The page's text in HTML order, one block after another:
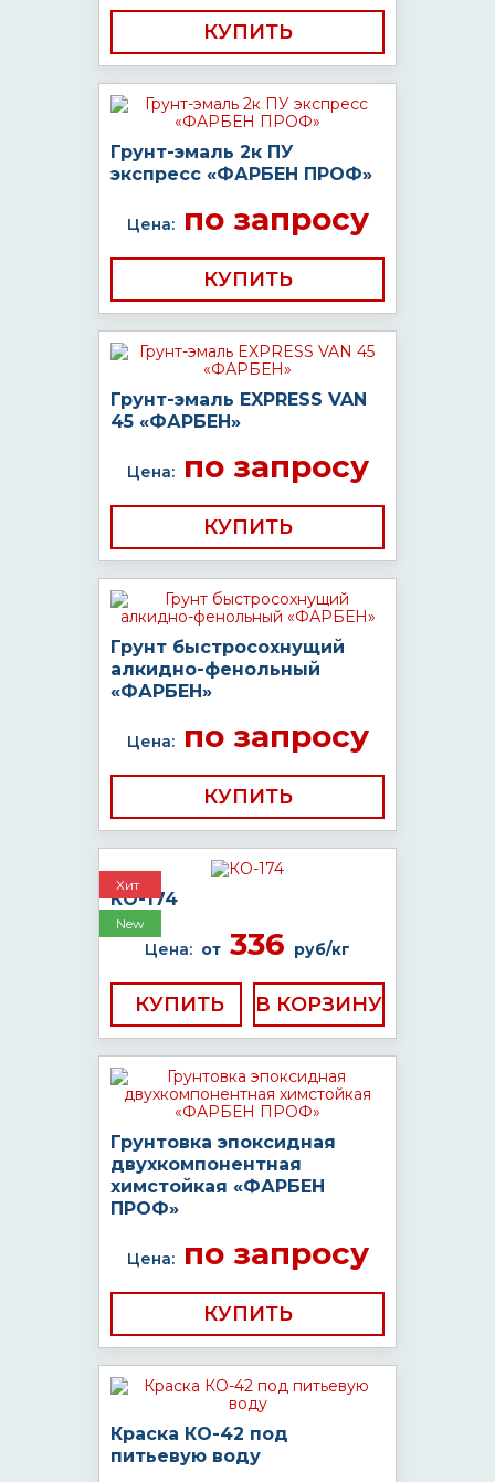
КУПИТЬ
Грунт-эмаль 2к ПУ
экспресс «ФАРБЕН ПРОФ»
Цена:по запросу
КУПИТЬ
Грунт-эмаль EXPRESS VAN
45 «ФАРБЕН»
Цена:по запросу
КУПИТЬ
Грунт быстросохнущий
алкидно-фенольный
«ФАРБЕН»
Цена:по запросу
КУПИТЬ
Хит
New
КО-174
Цена: от 336 руб/кг
КУПИТЬ
Грунтовка эпоксидная
двухкомпонентная
химстойкая «ФАРБЕН
ПРОФ»
Цена:по запросу
КУПИТЬ
Краска КО-42 под
питьевую воду